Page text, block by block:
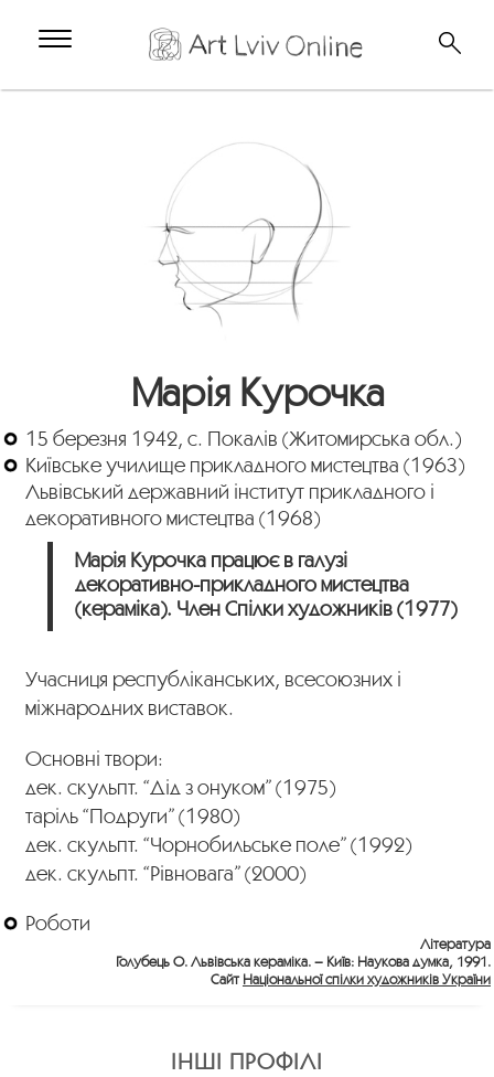
Марія Курочка
15 березня 1942, с. Покалів (Житомирська обл.)
Київське училище прикладного мистецтва (1963)
Львівський державний інститут прикладного і
декоративного мистецтва (1968)
Марія Курочка працює в галузі
декоративно-прикладного мистецтва
(кераміка). Член Спілки художників (1977)
Учасниця республіканських, всесоюзних і
міжнародних виставок.
Основні твори:
дек. скульпт. “Дід з онуком” (1975)
таріль “Подруги” (1980)
дек. скульпт. “Чорнобильське поле” (1992)
дек. скульпт. “Рівновага” (2000)
Роботи
Література
Голубець О. Львівська кераміка. – Київ: Наукова думка, 1991.
Сайт Національної спілки художників України
ІНШІ ПРОФІЛІ